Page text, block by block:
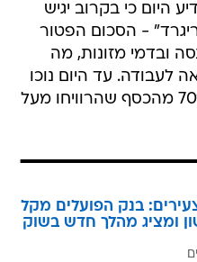
היום כי בקרוב יגיש
- הסכום הפטור
ובדמי מזונות, מה
לעבודה. עד היום נוכו
למקבלי הקצבאות 60%-70% מהכסף שהרוויחו מעל
בנק הפועלים מקל
ומציג מהלך חדש בשוק